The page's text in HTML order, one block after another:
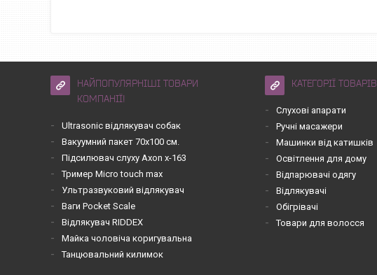
НАЙПОПУЛЯРНІШІ ТОВАРИ
КОМПАНІЇ!
Ultrasonic відлякувач собак
Вакуумний пакет 70х100 см.
Підсилювач слуху Axon x-163
Тример Micro touch max
Ультразвуковий відлякувач
Ваги Pocket Scale
Відлякувач RIDDEX
Майка чоловіча коригувальна
Танцювальний килимок
КАТЕГОРІЇ ТОВАРІВ
Слухові апарати
Ручні масажери
Машинки від катишків
Освітлення для дому
Відпарювачі одягу
Відлякувачі
Обігрівачі
Товари для волосся